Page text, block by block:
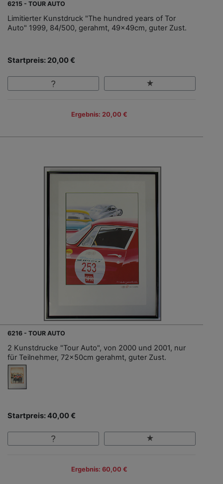
6215 - TOUR AUTO
Limitierter Kunstdruck "The hundred years of Tor
Auto" 1999, 84/500, gerahmt, 49x49cm, guter Zust.
Startpreis: 20,00 €
Ergebnis: 20,00 €
6216 - TOUR AUTO
2 Kunstdrucke "Tour Auto", von 2000 und 2001, nur
für Teilnehmer, 72x50cm gerahmt, guter Zust.
Startpreis: 40,00 €
Ergebnis: 60,00 €